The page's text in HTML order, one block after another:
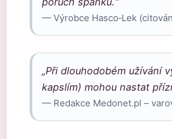
— Výrobce Hasco‑Lek
„Při dlouhodobém užívání
kapslím) mohou nastat
— Redakce Medonet.pl –